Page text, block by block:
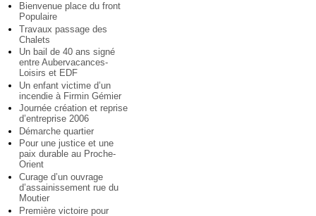
Bienvenue place du front
Populaire
Travaux passage des
Chalets
Un bail de 40 ans signé
entre Aubervacances-
Loisirs et EDF
Un enfant victime d’un
incendie à Firmin Gémier
Journée création et reprise
d’entreprise 2006
Démarche quartier
Pour une justice et une
paix durable au Proche-
Orient
Curage d’un ouvrage
d’assainissement rue du
Moutier
Première victoire pour